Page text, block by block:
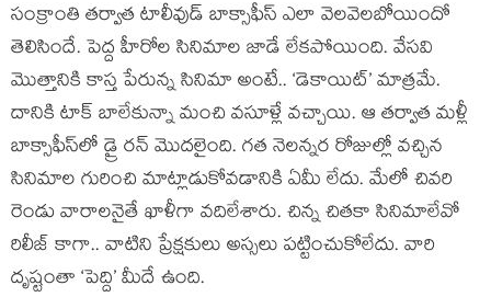
సంక్రాంతి తర్వాత టాలీవుడ్ బాక్సాఫీస్ ఎలా వెలవెలబోయిందో
తెలిసిందే. పెద్ద హీరోల సినిమాల జాడే లేకపోయింది. వేసవి
మొత్తానికి కాస్త పేరున్న సినిమా అంటే.. ‘డెకాయిట్’ మాత్రమే.
దానికి టాక్ బాలేకున్నా మంచి వసూళ్లే వచ్చాయి. ఆ తర్వాత మళ్లీ
బాక్సాఫీస్‌లో డ్రై రన్ మొదలైంది. గత నెలన్నర రోజుల్లో వచ్చిన
సినిమాల గురించి మాట్లాడుకోవడానికి ఏమీ లేదు. మేలో చివరి
రెండు వారాలనైతే ఖాళీగా వదిలేశారు. చిన్న చితకా సినిమాలేవో
రిలీజ్ కాగా.. వాటిని ప్రేక్షకులు అస్సలు పట్టించుకోలేదు. వారి
దృష్టంతా ‘పెద్ది’ మీదే ఉంది.